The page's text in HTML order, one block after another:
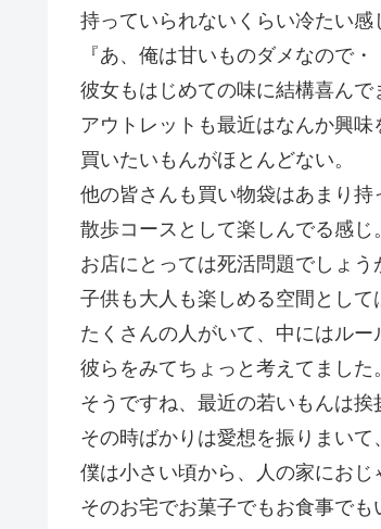
持っていられないくらい冷たい感
『あ、俺は甘いものダメなので
彼女もはじめての味に結構喜んで
アウトレットも最近はなんか興味
買いたいもんがほとんどない。
他の皆さんも買い物袋はあまり持
散歩コースとして楽しんでる感じ。
お店にとっては死活問題でしょう
子供も大人も楽しめる空間として
たくさんの人がいて、中にはルー
彼らをみてちょっと考えてました。
そうですね、最近の若いもんは挨
その時ばかりは愛想を振りまいて
僕は小さい頃から、人の家におじ
そのお宅でお菓子でもお食事でも